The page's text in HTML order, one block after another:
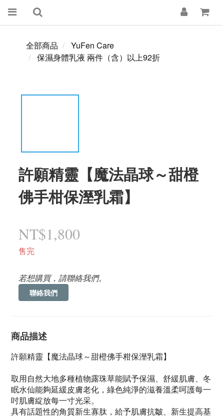
全部商品
YuFen Care
保濕身體乳液 兩件（含）以上92折
許願精靈【魔法晶球～甜橙
佛手柑保溼乳霜】
NT$1,800
售完
若想購買，請聯絡我們。
聯絡我們
商品描述
許願精靈【魔法晶球～甜橙佛手柑保溼乳霜】
取用自然大地多種植物露珠草能賦予保濕、舒緩肌膚、冬
眠水仙能夠延緩皮膚老化，綠色純淨的滋養溫柔呵護每一
吋肌膚綻放每一寸光采。
具有話題性的角質新生寡肽，給予肌膚抗皺、新生提高基